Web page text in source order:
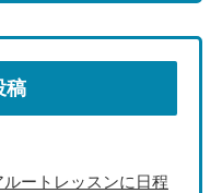
稿
ルートレッスンに日程